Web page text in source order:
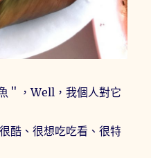
＂，Well，我個人對它
酷、很想吃吃看、很特